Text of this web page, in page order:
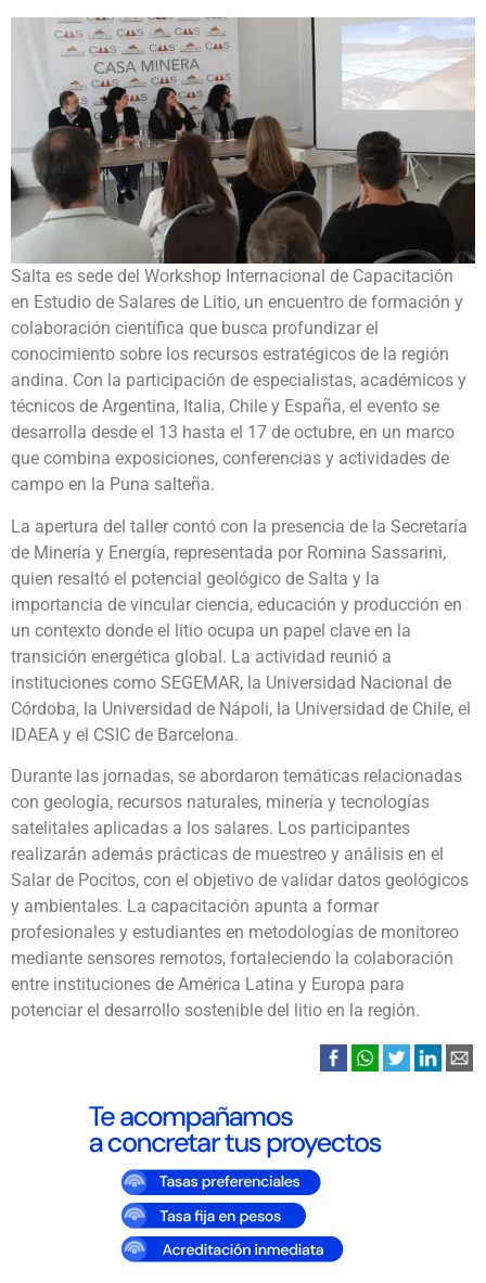
Salta es sede del Workshop Internacional de Capacitación
en Estudio de Salares de Litio, un encuentro de formación y
colaboración científica que busca profundizar el
conocimiento sobre los recursos estratégicos de la región
andina. Con la participación de especialistas, académicos y
técnicos de Argentina, Italia, Chile y España, el evento se
desarrolla desde el 13 hasta el 17 de octubre, en un marco
que combina exposiciones, conferencias y actividades de
campo en la Puna salteña.
La apertura del taller contó con la presencia de la Secretaría
de Minería y Energía, representada por Romina Sassarini,
quien resaltó el potencial geológico de Salta y la
importancia de vincular ciencia, educación y producción en
un contexto donde el litio ocupa un papel clave en la
transición energética global. La actividad reunió a
instituciones como SEGEMAR, la Universidad Nacional de
Córdoba, la Universidad de Nápoli, la Universidad de Chile, el
IDAEA y el CSIC de Barcelona.
Durante las jornadas, se abordaron temáticas relacionadas
con geología, recursos naturales, minería y tecnologías
satelitales aplicadas a los salares. Los participantes
realizarán además prácticas de muestreo y análisis en el
Salar de Pocitos, con el objetivo de validar datos geológicos
y ambientales. La capacitación apunta a formar
profesionales y estudiantes en metodologías de monitoreo
mediante sensores remotos, fortaleciendo la colaboración
entre instituciones de América Latina y Europa para
potenciar el desarrollo sostenible del litio en la región.